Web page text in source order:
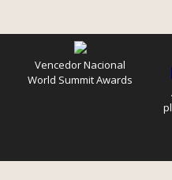
Vencedor Nacional
World Summit Awards